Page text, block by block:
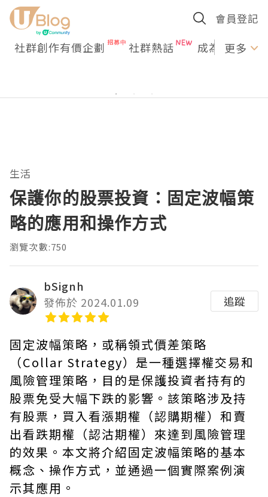
會員登記
社群創作有價企劃 社群熱話 成為U更多
生活
保護你的股票投資：固定波幅策
略的應用和操作方式
瀏覽次數:750
bSignh
發佈於 2024.01.09
追蹤
固定波幅策略，或稱領式價差策略
（Collar Strategy）是一種選擇權交易和
風險管理策略，目的是保護投資者持有的
股票免受大幅下跌的影響。該策略涉及持
有股票，買入看漲期權（認購期權）和賣
出看跌期權（認沽期權）來達到風險管理
的效果。本文將介紹固定波幅策略的基本
概念、操作方式，並通過一個實際案例演
示其應用。